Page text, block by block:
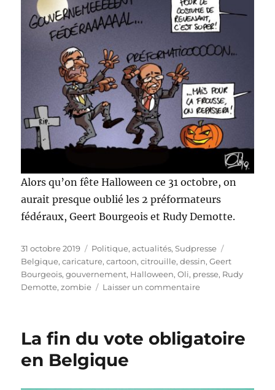
Alors qu’on fête Halloween ce 31 octobre, on
aurait presque oublié les 2 préformateurs
fédéraux, Geert Bourgeois et Rudy Demotte.
Publié
le
31 octobre 2019 Catégories
Politique, actualités,Sudpresse
Belgique,caricature,cartoon,citrouille,dessin,Geert
Bourgeois,gouvernement, Halloween,Oli, presse, Rudy
Demotte,zombie Laisser un commentairesur
La fin du vote obligatoire
en Belgique